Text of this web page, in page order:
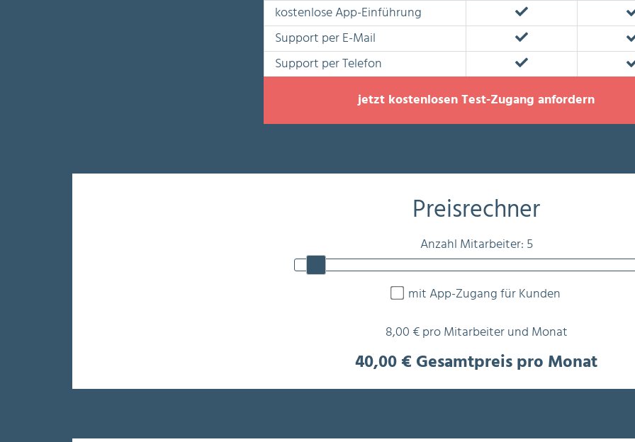
kostenlose App-Einführung
Support per E-Mail
Support per Telefon
jetzt kostenlosen Test-Zugang anfordern
Preisrechner
Anzahl Mitarbeiter: 5
mit App-Zugang für Kunden
8,00 € pro Mitarbeiter und Monat
40,00€ Gesamtpreis pro Monat